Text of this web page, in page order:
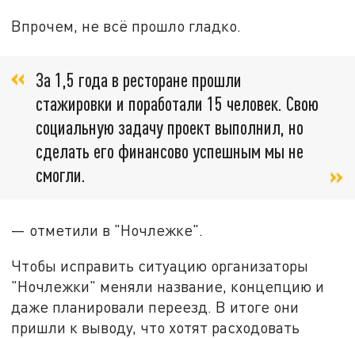
Впрочем, не всё прошло гладко.
За 1,5 года в ресторане прошли
стажировки и поработали 15 человек. Свою
социальную задачу проект выполнил, но
сделать его финансово успешным мы не
смогли.
— отметили в "Ночлежке".
Чтобы исправить ситуацию организаторы
"Ночлежки" меняли название, концепцию и
даже планировали переезд. В итоге они
пришли к выводу, что хотят расходовать